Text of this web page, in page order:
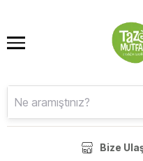
Bize